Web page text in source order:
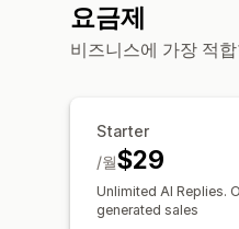
요금제
비즈니스에 가장 적
Starter
$29
/월
Unlimited AI Replies.
generated sales